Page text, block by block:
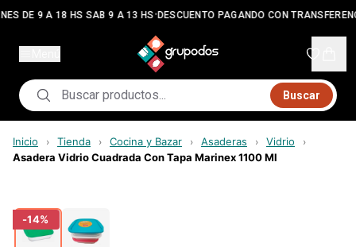
DE 9 A 18 HS SAB 9 A 13 HS•DESCUENTO PAGANDO CON
Buscar
Inicio › Tienda › Cocina y Bazar › Asaderas › Vidrio ›
Asadera Vidrio Cuadrada Con Tapa Marinex 1100 Ml
-14%